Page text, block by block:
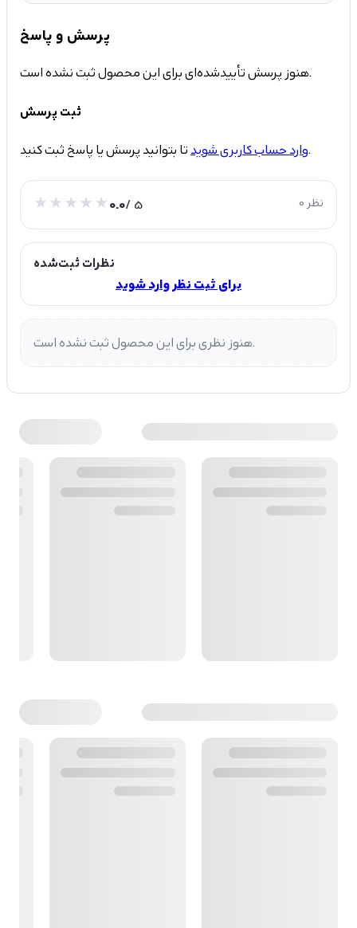
پرسش و پاسخ
هنوز پرسش تأییدشده‌ای برای این محصول ثبت نشده است.
ثبت پرسش
وارد حساب کاربری شویدتا بتوانید پرسش یا پاسخ ثبت کنید.
0.0/ 5 0 نظر
نظرات ثبت‌شده
برای ثبت نظر وارد شوید
هنوز نظری برای این محصول ثبت نشده است.